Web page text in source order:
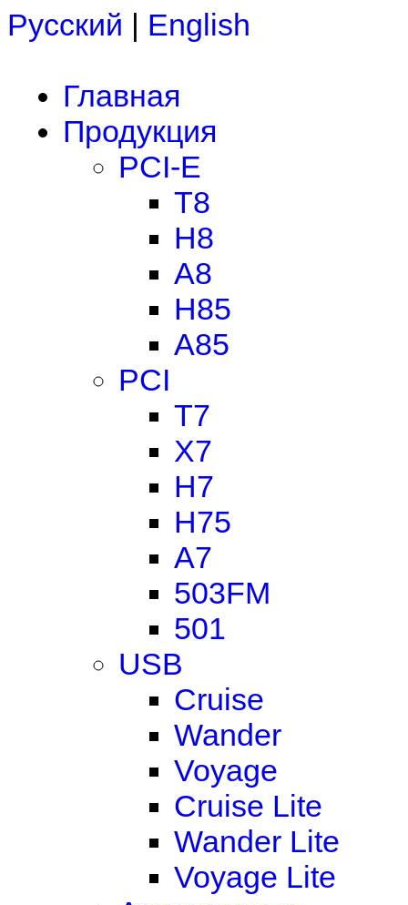
Русский | English
Главная
Продукция
PCI-E
T8
H8
A8
H85
A85
PCI
T7
X7
H7
H75
A7
503FM
501
USB
Cruise
Wander
Voyage
Cruise Lite
Wander Lite
Voyage Lite